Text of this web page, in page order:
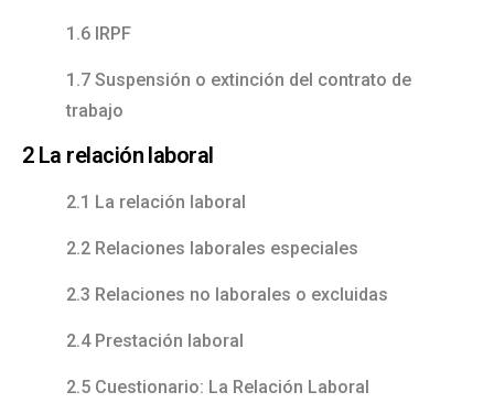
1.6 IRPF
1.7 Suspensión o extinción del contrato de
trabajo
2 La relación laboral
2.1 La relación laboral
2.2 Relaciones laborales especiales
2.3 Relaciones no laborales o excluidas
2.4 Prestación laboral
2.5 Cuestionario: La Relación Laboral